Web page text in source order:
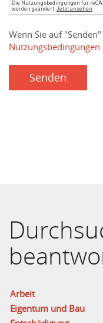
Wenn Sie auf
Nutzungsbedingungen
Senden
Arbeit
Eigentum und Bau